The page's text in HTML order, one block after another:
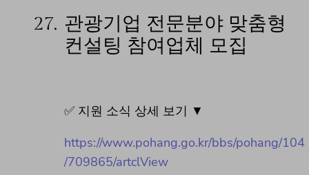
27. 관광기업 전문분야 맞춤형
컨설팅 참여업체 모집
✅ 지원 소식 상세 보기 ▼
https://www.pohang.go.kr/bbs/pohang/104
/709865/artclView